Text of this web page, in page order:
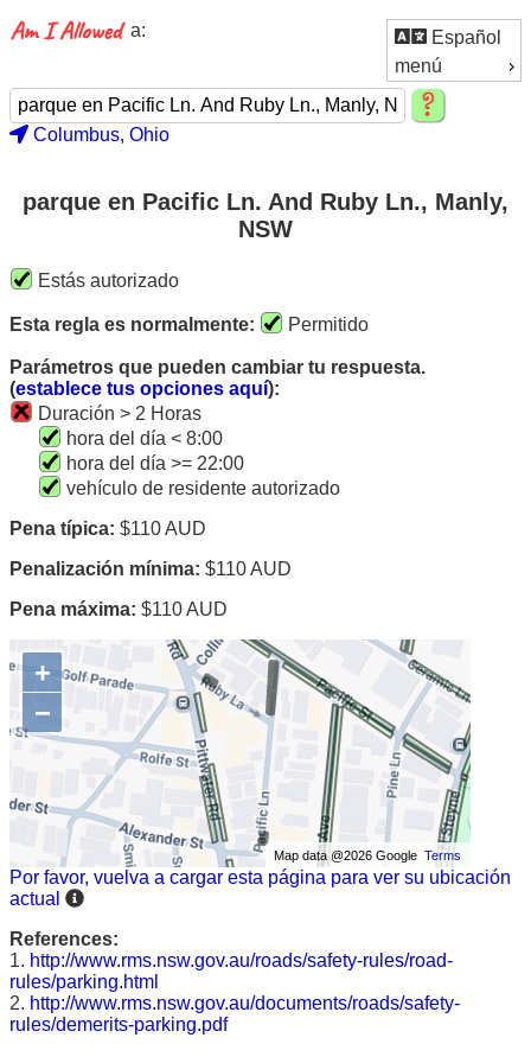
Español
menú
a:
Columbus, Ohio
parque en Pacific Ln. And Ruby Ln., Manly,
NSW
Estás autorizado
Esta regla es normalmente: Permitido
Parámetros que pueden cambiar tu respuesta.
(establece tus opciones aquí):
Duración > 2 Horas
hora del día < 8:00
hora del día >= 22:00
vehículo de residente autorizado
Pena típica: $110 AUD
Penalización mínima: $110 AUD
Pena máxima: $110 AUD
+
−
Map data @2026 GoogleTerms
Por favor, vuelva a cargar esta página para ver su ubicación
actual
References:
1. http://www.rms.nsw.gov.au/roads/safety-rules/road-
rules/parking.html
2. http://www.rms.nsw.gov.au/documents/roads/safety-
rules/demerits-parking.pdf